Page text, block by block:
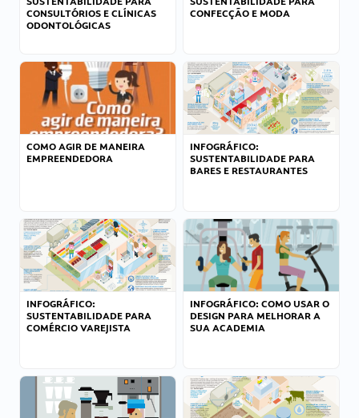
CONSULTÓRIOS E CLÍNICAS
ODONTOLÓGICAS
CONFECÇÃO E MODA
COMO AGIR DE MANEIRA
EMPREENDEDORA
INFOGRÁFICO:
SUSTENTABILIDADE PARA
BARES E RESTAURANTES
INFOGRÁFICO:
SUSTENTABILIDADE PARA
COMÉRCIO VAREJISTA
INFOGRÁFICO: COMO USAR O
DESIGN PARA MELHORAR A
SUA ACADEMIA